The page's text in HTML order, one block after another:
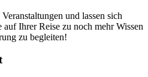
und lassen sich
Ihrer Reise zu noch mehr Wissen
zu begleiten!